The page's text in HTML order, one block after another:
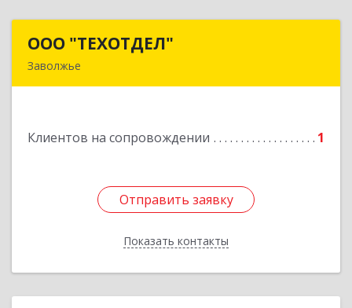
ООО "ТЕХОТДЕЛ"
Заволжье
Клиентов на сопровождении 1
Отправить заявку
Показать контакты
Отправить заявку
Назад